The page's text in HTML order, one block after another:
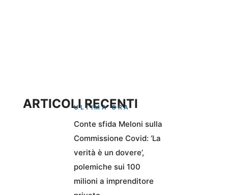
ARTICOLI RECENTI
ULTIMA ORA
Conte sfida Meloni sulla
Commissione Covid: ‘La
verità è un dovere’,
polemiche sui 100
milioni a imprenditore